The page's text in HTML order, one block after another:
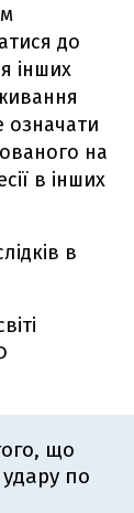
до
інших
означати
на
в інших
в
що
по